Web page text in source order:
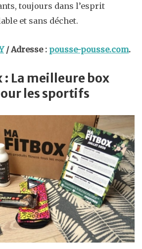
toujours dans l’esprit
et sans déchet.
/ Adresse : pousse-pousse.com.
La meilleure box
les sportifs